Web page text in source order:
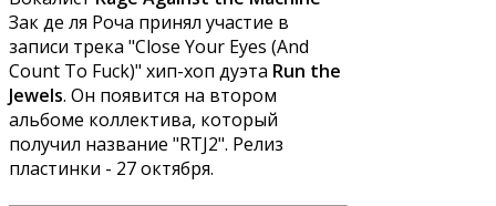
Зак де ля Роча принял участие в
записи трека "Close Your Eyes (And
Count To Fuck)" хип-хоп дуэта Run the
Jewels. Он появится на втором
альбоме коллектива, который
получил название "RTJ2". Релиз
пластинки - 27 октября.